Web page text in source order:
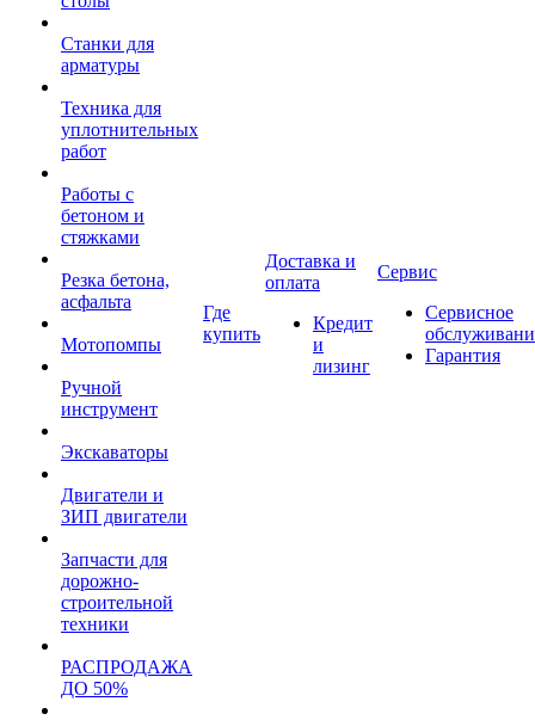
Станки для
арматуры
Техника для
уплотнительных
работ
Работы с
бетоном и
стяжками
Резка бетона,
асфальта
Мотопомпы
Ручной
инструмент
Экскаваторы
Двигатели и
ЗИП двигатели
Запчасти для
дорожно-
строительной
техники
РАСПРОДАЖА
ДО 50%
Где
купить
Доставка и
оплата
Кредит
и
лизинг
Сервис
Сервисное
Гарантия